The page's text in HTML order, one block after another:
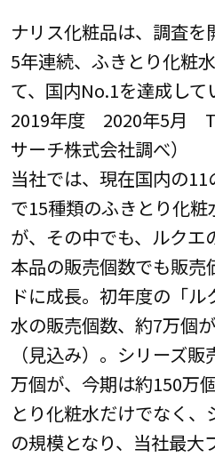
ナリス化粧品は、調査を
5年連続、ふきとり化粧
て、国内No.1を達成し
2019年度 2020年5月
サーチ株式会社調べ）
当社では、現在国内の
で15種類のふきとり化
が、その中でも、ルクエ
本品の販売個数でも販売
ドに成長。初年度の「
水の販売個数、約7万個
（見込み）。シリーズ
万個が、今期は約150万
とり化粧水だけでなく
の規模となり、当社最大